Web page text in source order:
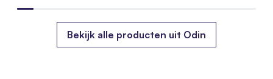
Bekijk alle producten uit Odin